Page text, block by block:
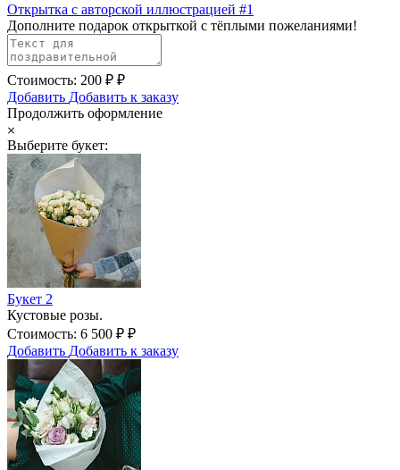
Открытка с авторской иллюстрацией #1
Дополните подарок открыткой с тёплыми пожеланиями!
Стоимость: 200 ₽ ₽
Добавить Добавить к заказу
Продолжить оформление
Выберите букет:
Букет 2
Кустовые розы.
Стоимость: 6 500 ₽ ₽
Добавить Добавить к заказу